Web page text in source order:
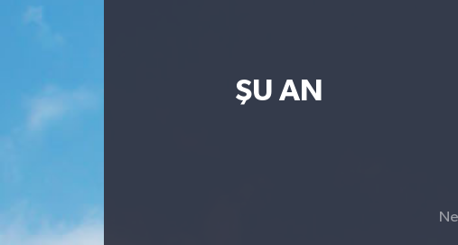
ŞU AN
Haber Arşivi